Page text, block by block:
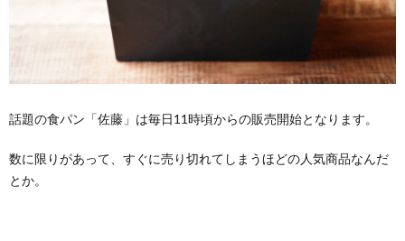
話題の食パン「佐藤」は毎日11時頃からの販売開始となります。
数に限りがあって、すぐに売り切れてしまうほどの人気商品なんだ
とか。